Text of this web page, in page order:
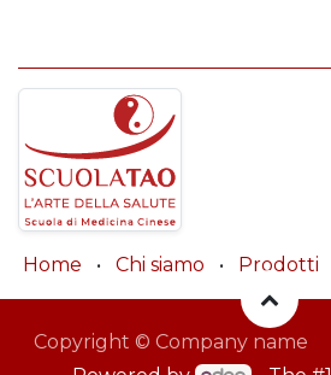
Home • Chi siamo • Prodotti
Copyright © Company name